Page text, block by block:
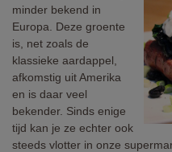
minder bekend in
Europa. Deze groente
is, net zoals de
klassieke aardappel,
afkomstig uit Amerika
en is daar veel
bekender. Sinds enige
tijd kan je ze echter ook
steeds vlotter in onze